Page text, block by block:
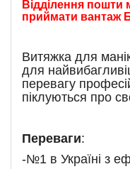
Відділення пошти
приймати вантаж
Витяжка для
для
перевагу
піклуються про
Переваги:
-№1 в Україні з